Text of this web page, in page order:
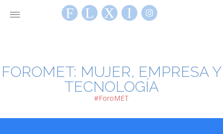
FOROMET: MUJER, EMPRESA Y
TECNOLOGÍA
#ForoMET